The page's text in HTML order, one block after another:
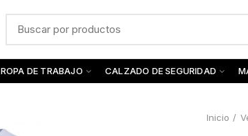
ROPA DE TRABAJO CALZADO DE SEGURIDAD
Inicio